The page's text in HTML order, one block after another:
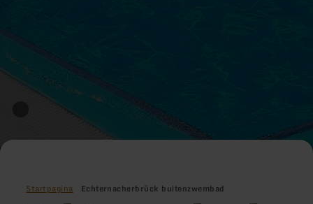
Startpagina Echternacherbrück buitenzwembad